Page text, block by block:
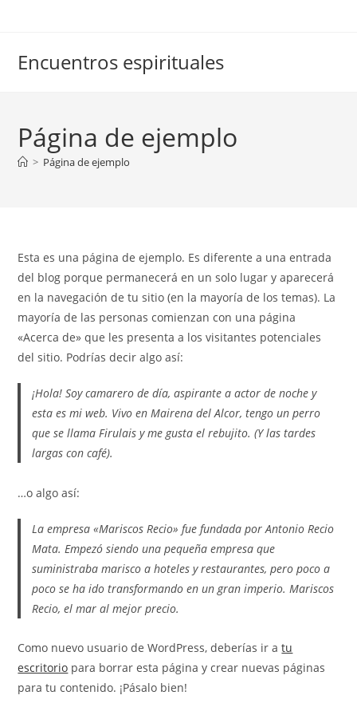
Encuentros espirituales
Página de ejemplo
> Página de ejemplo
Esta es una página de ejemplo. Es diferente a una entrada
del blog porque permanecerá en un solo lugar y aparecerá
en la navegación de tu sitio (en la mayoría de los temas). La
mayoría de las personas comienzan con una página
«Acerca de» que les presenta a los visitantes potenciales
del sitio. Podrías decir algo así:
¡Hola! Soy camarero de día, aspirante a actor de noche y
esta es mi web. Vivo en Mairena del Alcor, tengo un perro
que se llama Firulais y me gusta el rebujito. (Y las tardes
largas con café).
…o algo así:
La empresa «Mariscos Recio» fue fundada por Antonio Recio
Mata. Empezó siendo una pequeña empresa que
suministraba marisco a hoteles y restaurantes, pero poco a
poco se ha ido transformando en un gran imperio. Mariscos
Recio, el mar al mejor precio.
Como nuevo usuario de WordPress, deberías ir atu
escritorio para borrar esta página y crear nuevas páginas
para tu contenido. ¡Pásalo bien!